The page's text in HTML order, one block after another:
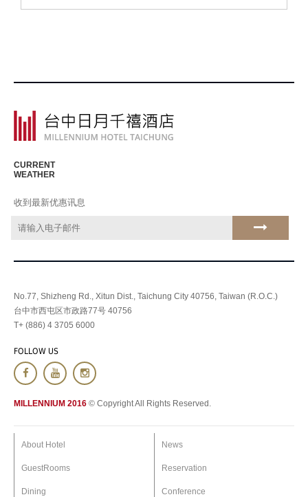
CURRENT
WEATHER
收到最新优惠讯息
No.77, Shizheng Rd., Xitun Dist., Taichung City 40756, Taiwan (R.O.C.)
台中市西屯区市政路77号 40756
T+ (886) 4 3705 6000
FOLLOW US
MILLENNIUM 2016 © Copyright All Rights Reserved.
About Hotel News
GuestRooms Reservation
Dining Conference